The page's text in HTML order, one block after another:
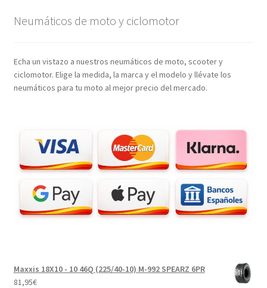
Neumáticos de moto y ciclomotor
Echa un vistazo a nuestros neumáticos de moto, scooter y
ciclomotor. Elige la medida, la marca y el modelo y llévate los
neumáticos para tu moto al mejor precio del mercado.
Maxxis 18X10 - 10 46Q (225/40-10) M-992 SPEARZ 6PR
81,95€